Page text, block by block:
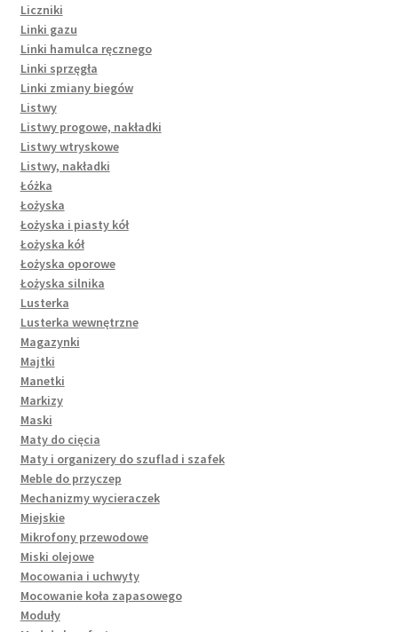
Liczniki
Linki gazu
Linki hamulca ręcznego
Linki sprzęgła
Linki zmiany biegów
Listwy
Listwy progowe, nakładki
Listwy wtryskowe
Listwy, nakładki
Łóżka
Łożyska
Łożyska i piasty kół
Łożyska kół
Łożyska oporowe
Łożyska silnika
Lusterka
Lusterka wewnętrzne
Magazynki
Majtki
Manetki
Markizy
Maski
Maty do cięcia
Maty i organizery do szuflad i szafek
Meble do przyczep
Mechanizmy wycieraczek
Miejskie
Mikrofony przewodowe
Miski olejowe
Mocowania i uchwyty
Mocowanie koła zapasowego
Moduły